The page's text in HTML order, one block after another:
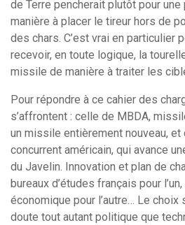
de Terre pencherait plutôt pour
manière à placer le tireur hors de
des chars. C’est vrai en particulier
recevoir, en toute logique, la
missile de manière à traiter les
Pour répondre à ce cahier des
s’affrontent : celle de MBDA,
un missile entièrement nouveau, et
concurrent américain, qui avance
du Javelin. Innovation et plan de
bureaux d’études français pour
économique pour l’autre… Le choix
doute tout autant politique que